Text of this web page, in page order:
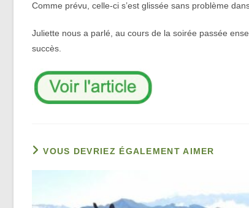
Comme prévu, celle-ci s’est glissée sans problème
Juliette nous a parlé, au cours de la soirée passée
succès.
VOUS DEVRIEZ ÉGALEMENT AIMER